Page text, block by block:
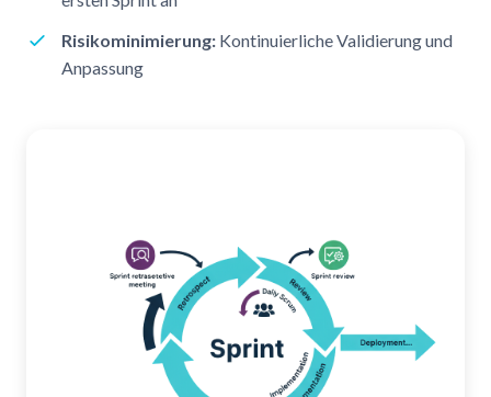
Risikominimierung: Kontinuierliche Validierung und
Anpassung